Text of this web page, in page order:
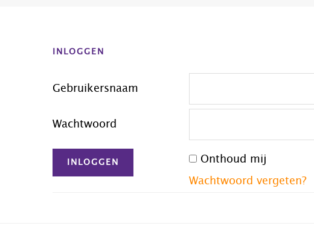
INLOGGEN
Gebruikersnaam
Wachtwoord
Onthoud mij
Wachtwoord vergeten?